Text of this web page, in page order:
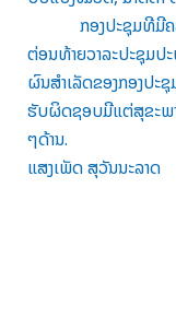
ກອງປະຊຸມທີມີຄວາ
ຕ່ອນທ້າຍວາລະປະຊຸມປ
ຜົນສຳເລັດຂອງກອງປະ
ຮັບຜິດຊອບມີແຕ່ສຸຂະພ
ໆດ້ານ.
ແສງເພັດ ສຸວັນນະລາດ